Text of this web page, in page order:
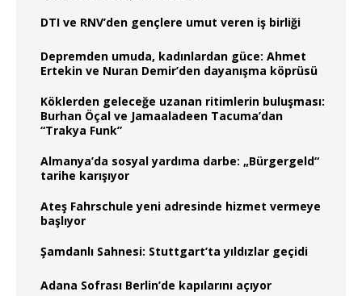
DTI ve RNV’den gençlere umut veren iş birliği
Depremden umuda, kadınlardan güce: Ahmet
Ertekin ve Nuran Demir’den dayanışma köprüsü
Köklerden geleceğe uzanan ritimlerin buluşması:
Burhan Öçal ve Jamaaladeen Tacuma’dan
“Trakya Funk”
Almanya’da sosyal yardıma darbe: „Bürgergeld“
tarihe karışıyor
Ateş Fahrschule yeni adresinde hizmet vermeye
başlıyor
Şamdanlı Sahnesi: Stuttgart’ta yıldızlar geçidi
Adana Sofrası Berlin’de kapılarını açıyor